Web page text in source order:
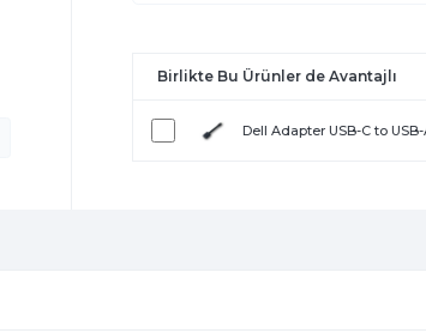
Birlikte Bu Ürünler de Avantajlı
Dell Adapter USB-C to